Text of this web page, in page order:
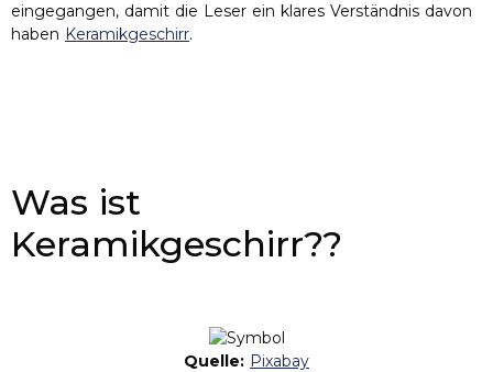
eingegangen, damit die Leser ein klares Verständnis davon
haben Keramikgeschirr.
Was ist
Keramikgeschirr??
Quelle: Pixabay